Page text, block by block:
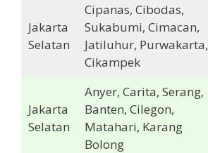
Jakarta
Selatan
Cipanas, Cibodas,
Sukabumi, Cimacan,
Jatiluhur, Purwakarta,
Cikampek
Jakarta
Selatan
Anyer, Carita, Serang,
Banten, Cilegon,
Matahari, Karang
Bolong